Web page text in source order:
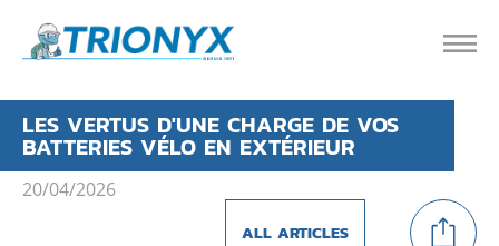
LES VERTUS D'UNE CHARGE DE VOS
BATTERIES VÉLO EN EXTÉRIEUR
20/04/2026
ALL ARTICLES